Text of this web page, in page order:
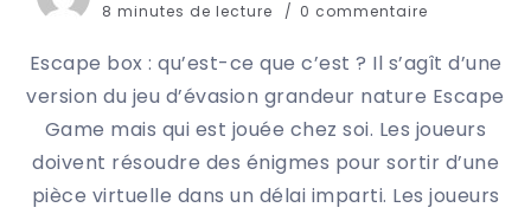
8 minutes de lecture 0 commentaire
Escape box : qu’est-ce que c’est ? Il s’agît d’une
version du jeu d’évasion grandeur nature Escape
Game mais qui est jouée chez soi. Les joueurs
doivent résoudre des énigmes pour sortir d’une
pièce virtuelle dans un délai imparti. Les joueurs